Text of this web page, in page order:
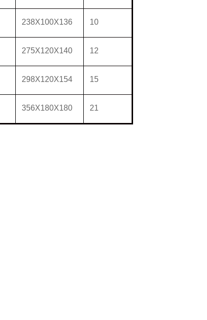
238X100X136 10
275X120X140 12
298X120X154 15
356X180X180 21